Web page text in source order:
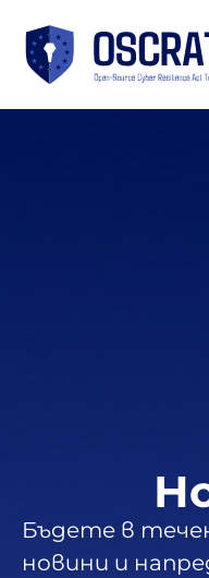
Бъдете в
новини и